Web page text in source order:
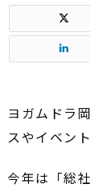
ヨガムドラ
スやイベン
今年は「総